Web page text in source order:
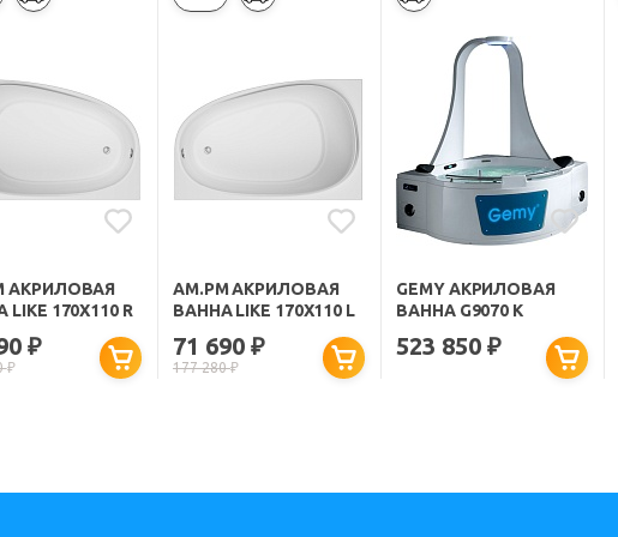
АКРИЛОВАЯ
LIKE 170Х110 R
₽
₽
AM.PM АКРИЛОВАЯ
ВАННА LIKE 170Х110 L
71 690 ₽
177 280₽
GEMY АКРИЛОВАЯ
ВАННА G9070 K
523 850₽